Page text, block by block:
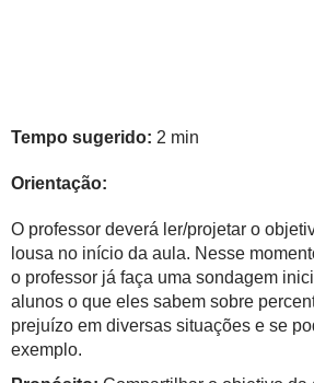
Tempo sugerido: 2 min
Orientação:
O professor deverá ler/projetar o
lousa no início da aula. Nesse
o professor já faça uma sondagem
alunos o que eles sabem sobre
prejuízo em diversas situações e se
exemplo.